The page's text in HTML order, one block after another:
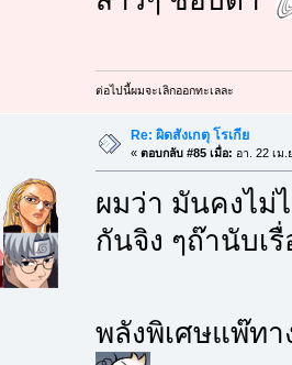
ต่อไปนี้ผมจะเลิกออกทะเลละ
Re: ผิดสังเกตุ โรเกีย
« ตอบกลับ #85 เมื่อ: อา. 22 เม.
ผมว่า มันคงไม่
กันจิง ๆถ๊านับเรื่
พลังพิเศษแพ๊ท